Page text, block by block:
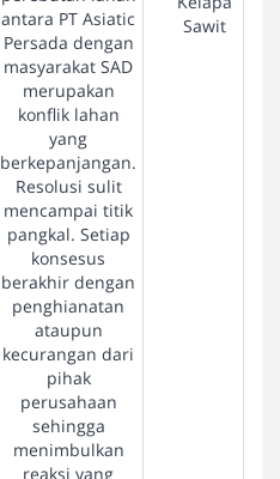
antara PT Asiatic
Persada dengan
masyarakat SAD
merupakan
konflik lahan
yang
berkepanjangan.
Resolusi sulit
mencampai titik
pangkal. Setiap
konsesus
berakhir dengan
penghianatan
ataupun
kecurangan dari
pihak
perusahaan
sehingga
menimbulkan
reaksi yang
Sawit